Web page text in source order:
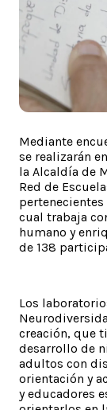
Mediante
se realizarán
la Alcaldía de
Red de
cual trabaja
humano y
de 138
Los
creación, que
desarrollo de
adultos con
orientación y
y educadores